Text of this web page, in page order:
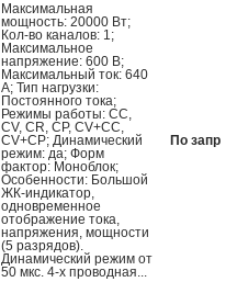
Максимальная
мощность: 20000 Вт;
Кол-во каналов: 1;
Максимальное
напряжение: 600 В;
Максимальный ток: 640
А; Тип нагрузки:
Постоянного тока;
Режимы работы: CC,
CV, CR, CP, CV+CC,
CV+CP; Динамический
режим: да; Форм
фактор: Моноблок;
Особенности: Большой
ЖК-индикатор,
одновременное
отображение тока,
напряжения, мощности
(5 разрядов).
Динамический режим от
50 мкс. 4-х проводная...
По